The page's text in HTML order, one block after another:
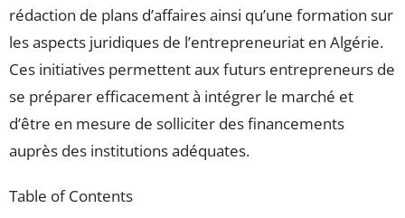
rédaction de plans d’affaires ainsi qu’une formation sur
les aspects juridiques de l’entrepreneuriat en Algérie.
Ces initiatives permettent aux futurs entrepreneurs de
se préparer efficacement à intégrer le marché et
d’être en mesure de solliciter des financements
auprès des institutions adéquates.
Table of Contents